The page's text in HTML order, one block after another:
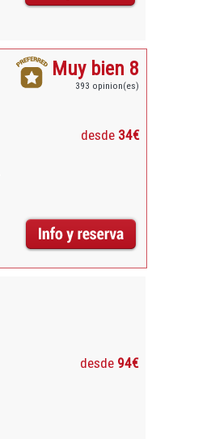
Muy bien 8
393 opinion(es)
desde 34€
desde 94€